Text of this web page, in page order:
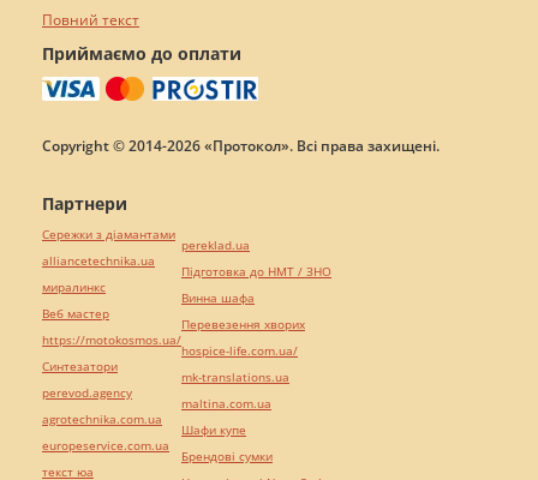
Повний текст
Приймаємо до оплати
Copyright © 2014-2026 «Протокол». Всі права захищені.
Партнери
Сережки з діамантами
alliancetechnika.ua
миралинкс
Веб мастер
https://motokosmos.ua/
Синтезатори
perevod.agency
agrotechnika.com.ua
europeservice.com.ua
текст юа
pereklad.ua
Підготовка до НМТ / ЗНО
Винна шафа
Перевезення хворих
hospice-life.com.ua/
mk-translations.ua
maltina.com.ua
Шафи купе
Брендові сумки